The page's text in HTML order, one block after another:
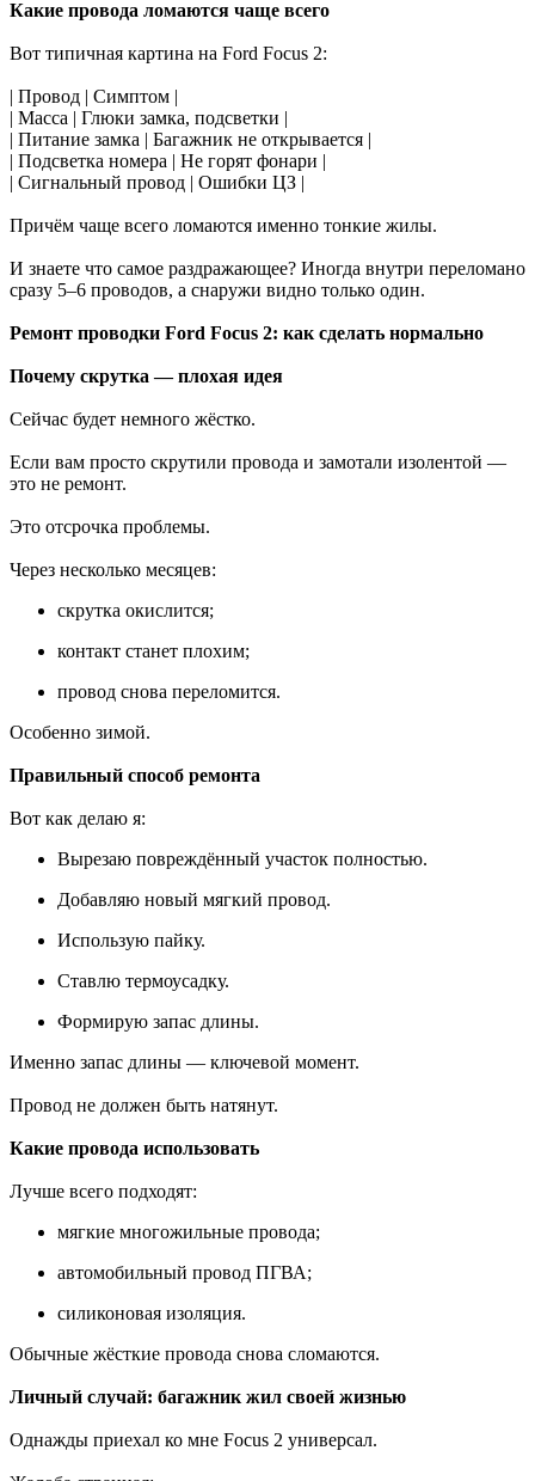
Какие провода ломаются чаще всего
Вот типичная картина на Ford Focus 2:
| Провод | Симптом |
| Масса | Глюки замка, подсветки |
| Питание замка | Багажник не открывается |
| Подсветка номера | Не горят фонари |
| Сигнальный провод | Ошибки ЦЗ |
Причём чаще всего ломаются именно тонкие жилы.
И знаете что самое раздражающее? Иногда внутри переломано
сразу 5–6 проводов, а снаружи видно только один.
Ремонт проводки Ford Focus 2: как сделать нормально
Почему скрутка — плохая идея
Сейчас будет немного жёстко.
Если вам просто скрутили провода и замотали изолентой —
это не ремонт.
Это отсрочка проблемы.
Через несколько месяцев:
скрутка окислится;
контакт станет плохим;
провод снова переломится.
Особенно зимой.
Правильный способ ремонта
Вот как делаю я:
Вырезаю повреждённый участок полностью.
Добавляю новый мягкий провод.
Использую пайку.
Ставлю термоусадку.
Формирую запас длины.
Именно запас длины — ключевой момент.
Провод не должен быть натянут.
Какие провода использовать
Лучше всего подходят:
мягкие многожильные провода;
автомобильный провод ПГВА;
силиконовая изоляция.
Обычные жёсткие провода снова сломаются.
Личный случай: багажник жил своей жизнью
Однажды приехал ко мне Focus 2 универсал.